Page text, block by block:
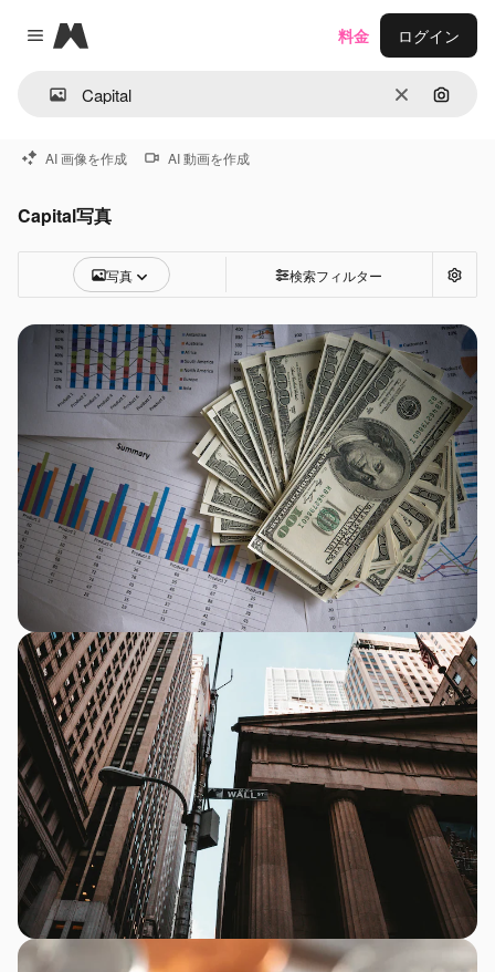
Close menu
Magnific
消去 画像で
料金 ログイン
AI 画像を作成 AI 動画を作成
Capital写真
写真 検索フィルター